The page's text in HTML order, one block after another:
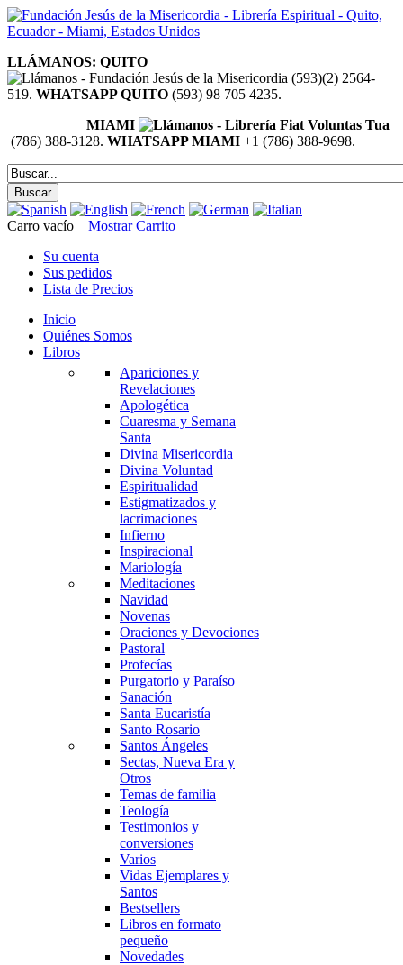
LLÁMANOS: QUITO
(593)(2) 2564-
519. WHATSAPP QUITO (593) 98 705 4235.
MIAMI
(786) 388-3128. WHATSAPP MIAMI +1 (786) 388-9698.
Carro vacío
Mostrar Carrito
Su cuenta
Sus pedidos
Lista de Precios
Inicio
Quiénes Somos
Libros
Apariciones y
Revelaciones
Apologética
Cuaresma y Semana
Santa
Divina Misericordia
Divina Voluntad
Espiritualidad
Estigmatizados y
lacrimaciones
Infierno
Inspiracional
Mariología
Meditaciones
Navidad
Novenas
Oraciones y Devociones
Pastoral
Profecías
Purgatorio y Paraíso
Sanación
Santa Eucaristía
Santo Rosario
Santos Ángeles
Sectas, Nueva Era y
Otros
Temas de familia
Teología
Testimonios y
conversiones
Varios
Vidas Ejemplares y
Santos
Bestsellers
Libros en formato
pequeño
Novedades